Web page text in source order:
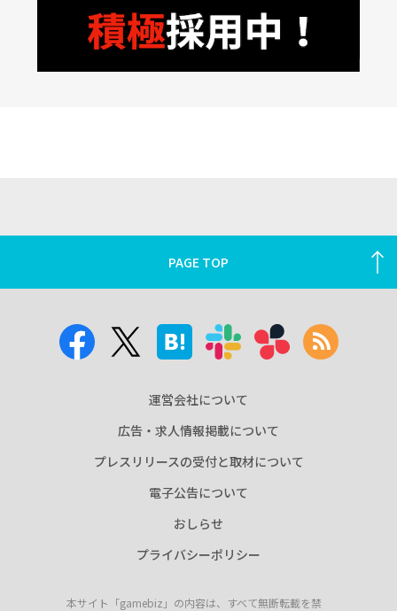
PAGE TOP
運営会社について
広告・求人情報掲載について
プレスリリースの受付と取材について
電子公告について
おしらせ
プライバシーポリシー
本サイト「gamebiz」の内容は、すべて無断転載を禁